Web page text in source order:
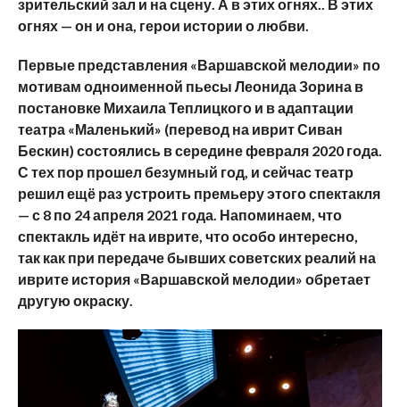
зрительский зал и на сцену. А в этих огнях.. В этих
огнях — он и она, герои истории о любви.
Первыепредставления «Варшавской мелодии» по
мотивам одноименной пьесы Леонида Зорина в
постановке Михаила Теплицкого и в адаптации
театра «Маленький» (перевод на иврит Сиван
Бескин) состоялись в середине февраля 2020 года.
С тех пор прошел безумный год, и сейчас театр
решил ещё раз устроить премьеру этого спектакля
— с 8 по 24 апреля 2021 года. Напоминаем, что
спектакль идёт на иврите, что особо интересно,
так как при передаче бывших советских реалий на
иврите история «Варшавской мелодии» обретает
другую окраску.